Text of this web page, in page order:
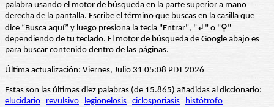
palabra usando el motor de búsqueda en la parte superior a mano
derecha de la pantalla. Escribe el término que buscas en la casilla que
dice “Busca aquí” y luego presiona la tecla "Entrar", "↲" o "⚲"
dependiendo de tu teclado. El motor de búsqueda de Google abajo es
para buscar contenido dentro de las páginas.
Última actualización: Viernes, Julio 31 05:08 PDT 2026
Estas son las últimas diez palabras (de 15.865) añadidas al diccionario:
elucidario
revulsivo legionelosis ciclosporiasis
histótrofo